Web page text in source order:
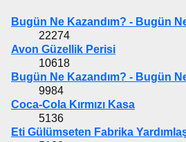
Bugün Ne Kazandım? - Bugün
22274
Avon Güzellik Perisi
10618
Bugün Ne Kazandım? - Bugün
9984
Coca-Cola Kırmızı Kasa
5136
Eti Gülümseten Fabrika